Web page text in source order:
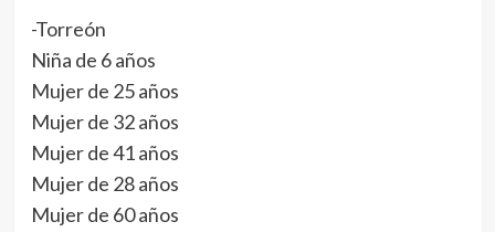
-Torreón
Niña de 6 años
Mujer de 25 años
Mujer de 32 años
Mujer de 41 años
Mujer de 28 años
Mujer de 60 años